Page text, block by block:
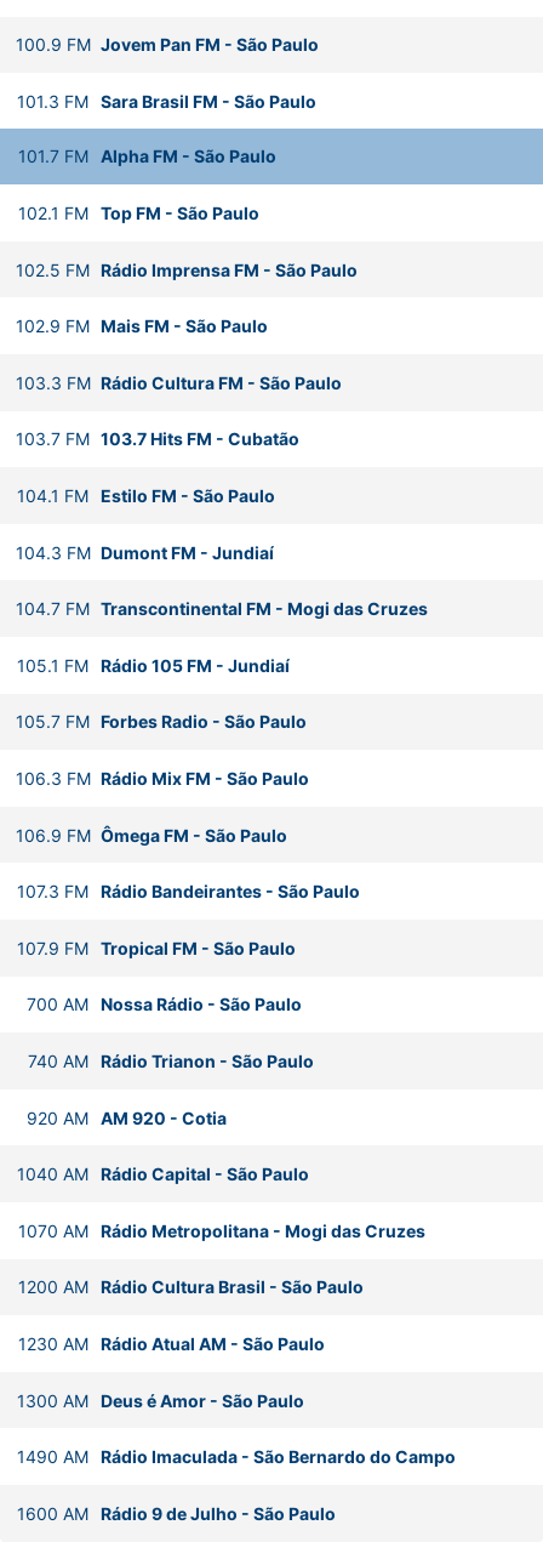
100.9 FM Jovem Pan FM - São Paulo
101.3 FM Sara Brasil FM - São Paulo
101.7 FM Alpha FM - São Paulo
102.1 FM Top FM - São Paulo
102.5 FM Rádio Imprensa FM - São Paulo
102.9 FM Mais FM - São Paulo
103.3 FM Rádio Cultura FM - São Paulo
103.7 FM 103.7 Hits FM - Cubatão
104.1 FM Estilo FM - São Paulo
104.3 FM Dumont FM - Jundiaí
104.7 FM Transcontinental FM - Mogi das Cruzes
105.1 FM Rádio 105 FM - Jundiaí
105.7 FM Forbes Radio - São Paulo
106.3 FM Rádio Mix FM - São Paulo
106.9 FM Ômega FM - São Paulo
107.3 FM Rádio Bandeirantes- São Paulo
107.9 FM Tropical FM - São Paulo
700 AM Nossa Rádio - São Paulo
740 AM Rádio Trianon - São Paulo
920 AM AM 920 - Cotia
1040 AM Rádio Capital - São Paulo
1070 AM Rádio Metropolitana- Mogi das Cruzes
1200 AM Rádio Cultura Brasil - São Paulo
1230 AM Rádio Atual AM - São Paulo
1300 AM Deus é Amor- São Paulo
1490 AM Rádio Imaculada- São Bernardo do Campo
1600 AM Rádio 9 de Julho - São Paulo